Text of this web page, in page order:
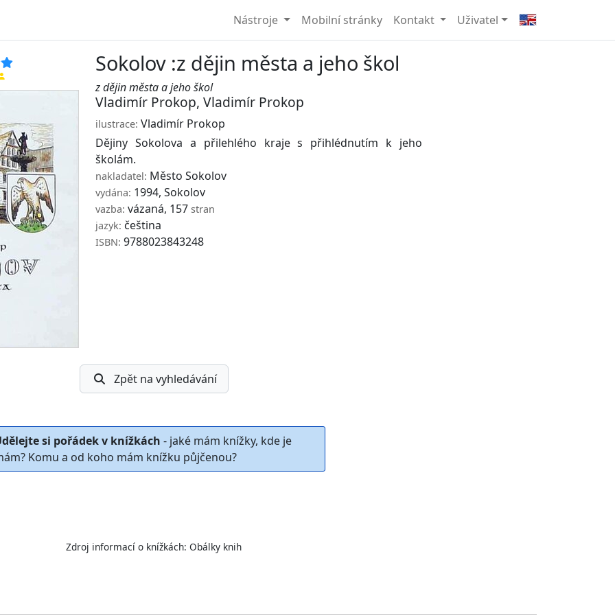
Nástroje Mobilní stránky Kontakt Uživatel
Sokolov :z dějin města a jeho škol
z dějin města a jeho škol
Vladimír Prokop, Vladimír Prokop
ilustrace: Vladimír Prokop
Dějiny Sokolova a přilehlého kraje s přihlédnutím k jeho
školám.
nakladatel: Město Sokolov
vydána: 1994, Sokolov
vazba: vázaná, 157 stran
jazyk: čeština
ISBN: 9788023843248
Zpět na vyhledávání
si pořádek v knížkách - jaké mám knížky, kde je
Komu a od koho mám knížku půjčenou?
Zdroj informací o knížkách: Obálky knih